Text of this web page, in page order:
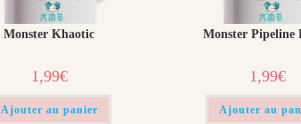
Monster Khaotic
1,99€
Ajouter au panier
Monster Pipeline
1,99€
Ajouter au